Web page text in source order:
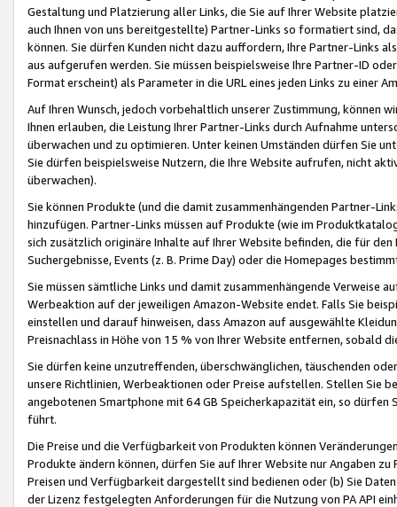
Gestaltung und Platzierung aller Links, die Sie auf Ihrer Website
auch Ihnen von uns bereitgestellte) Partner-Links so formatiert sind,
können. Sie dürfen Kunden nicht dazu auffordern, Ihre Partner-Links
aus aufgerufen werden. Sie müssen beispielsweise Ihre Partner-ID
Format erscheint) als Parameter in die URL eines jeden Links zu einer
Auf Ihren Wunsch, jedoch vorbehaltlich unserer Zustimmung, können
Ihnen erlauben, die Leistung Ihrer Partner-Links durch Aufnahme
überwachen und zu optimieren. Unter keinen Umständen dürfen Sie
Sie dürfen beispielsweise Nutzern, die Ihre Website aufrufen, nicht
überwachen).
Sie können Produkte (und die damit zusammenhängenden Partner-
hinzufügen. Partner-Links müssen auf Produkte (wie im
sich zusätzlich originäre Inhalte auf Ihrer Website befinden, die für
Suchergebnisse, Events (z. B. Prime Day) oder die Homepages
Sie müssen sämtliche Links und damit zusammenhängende
Werbeaktion auf der jeweiligen Amazon-Website endet. Falls Sie
einstellen und darauf hinweisen, dass Amazon auf ausgewählte
Preisnachlass in Höhe von 15 % von Ihrer Website entfernen, sobald
Sie dürfen keine unzutreffenden, überschwänglichen, täuschenden
unsere Richtlinien, Werbeaktionen oder Preise aufstellen. Stellen Sie
angebotenen Smartphone mit 64 GB Speicherkapazität ein, so dürfen
führt.
Die Preise und die Verfügbarkeit von Produkten können
Produkte ändern können, dürfen Sie auf Ihrer Website nur Angaben
Preisen und Verfügbarkeit dargestellt sind bedienen oder (b) Sie
der Lizenz festgelegten Anforderungen für die Nutzung von PA API